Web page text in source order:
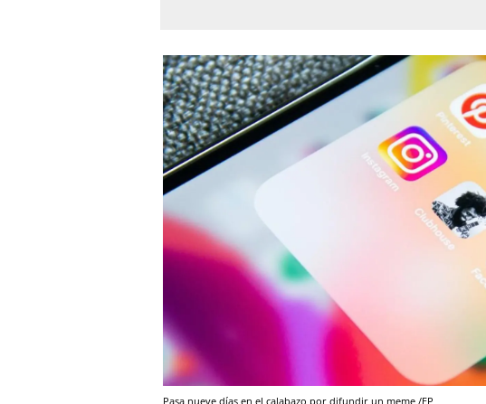
Pasa nueve días en el calabazo por difundir un meme /EP